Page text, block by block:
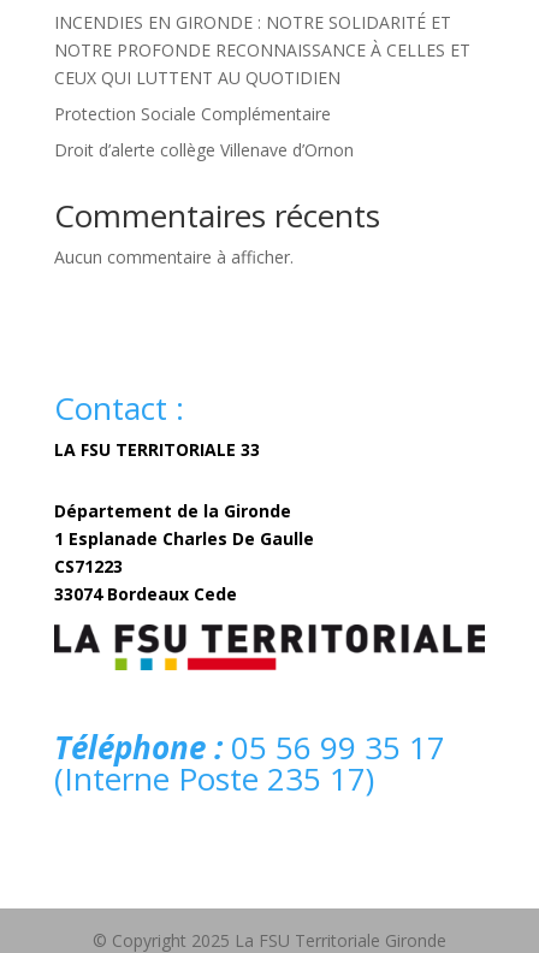
INCENDIES EN GIRONDE : NOTRE SOLIDARITÉ ET
NOTRE PROFONDE RECONNAISSANCE À CELLES ET
CEUX QUI LUTTENT AU QUOTIDIEN
Protection Sociale Complémentaire
Droit d’alerte collège Villenave d’Ornon
Commentaires récents
Aucun commentaire à afficher.
Contact :
LA FSU TERRITORIALE 33
Département de la Gironde
1 Esplanade Charles De Gaulle
CS71223
33074 Bordeaux Cede
Téléphone :05 56 99 35 17
(Interne Poste 235 17)
© Copyright 2025 La FSU Territoriale Gironde